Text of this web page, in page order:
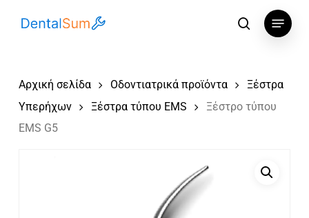
αναζήτηση
Menu
Αρχική σελίδα Οδοντιατρικά προϊόντα
Ξέστρα
Υπερήχων
Ξέστρα τύπου EMS
Ξέστρο τύπου
EMS G5